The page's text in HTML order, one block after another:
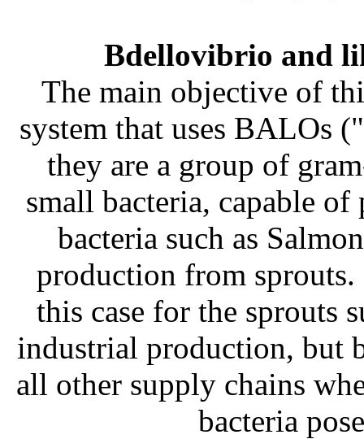
Bdellovibrio and
The main objective of
system that uses BALOs
they are a group of
small bacteria, capable
bacteria such as
production from
this case for the sprouts
industrial production, but
all other supply chains
bacteria